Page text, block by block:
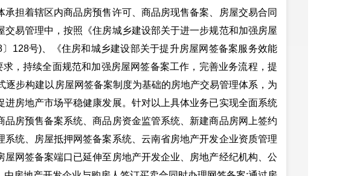
着辖区内商品房预售许可、商品房现售备案、房屋交易合同
易管理中，按照《住房城乡建设部关于进一步规范和加强房屋
128号)、《住房和城乡建设部关于提升房屋网签备案服务效能
，持续全面规范和加强房屋网签备案工作，完善业务流程，提
逐步构建以房屋网签备案制度为基础的房地产交易管理体系，为
进房地产市场平稳健康发展。针对以上具体业务已实现全面系统
房预售备案系统、商品房资金监管系统、新建商品房网上签约
统、房屋抵押网签备案系统、云南省房地产开发企业资质管理
网签备案端口已延伸至房地产开发企业、房地产经纪机构、公